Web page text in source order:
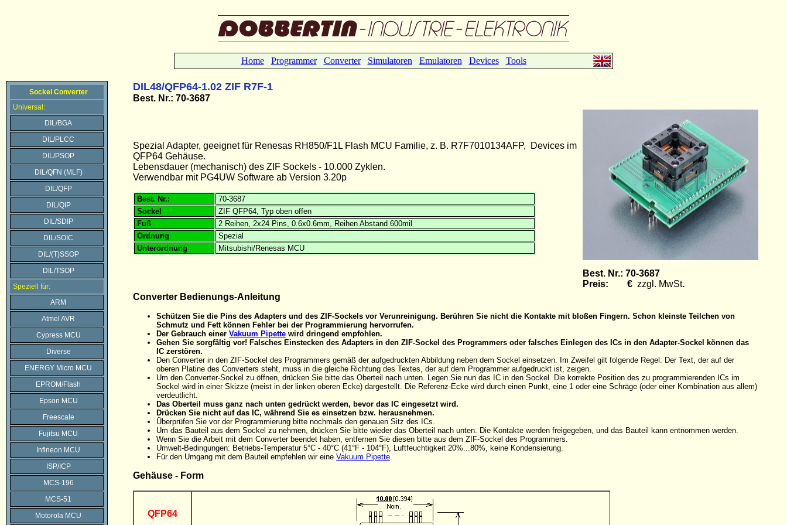
Home Programmer Converter Simulatoren Emulatoren Devices Tools
Sockel Converter
Universal:
DIL/BGA
DIL/PLCC
DIL/PSOP
DIL/QFN (MLF)
DIL/QFP
DIL/QIP
DIL/SDIP
DIL/SOIC
DIL/(T)SSOP
DIL/TSOP
Speziell für:
ARM
Atmel AVR
Cypress MCU
Diverse
ENERGY Micro MCU
EPROM/Flash
Epson MCU
Freescale
Fujitsu MCU
Infineon MCU
ISP/ICP
MCS-196
MCS-51
Motorola MCU
DIL48/QFP64-1.02 ZIF R7F-1
Best. Nr.: 70-3687
Spezial Adapter, geeignet für Renesas RH850/F1L Flash MCU Familie, z. B. R7F7010134AFP, Devices im
QFP64 Gehäuse.
Lebensdauer (mechanisch) des ZIF Sockels - 10.000 Zyklen.
Verwendbar mit PG4UW Software ab Version 3.20p
Best. Nr.:
70-3687
Sockel
ZIF QFP64, Typ oben offen
Fuß
2 Reihen, 2x24 Pins, 0.6x0.6mm, Reihen Abstand 600mil
Ordnung
Spezial
Unterordnung
Mitsubishi/Renesas MCU
Best. Nr.: 70-3687
Preis: € zzgl. MwSt.
Converter Bedienungs-Anleitung
Schützen Sie die Pins des Adapters und des ZIF-Sockels vor Verunreinigung. Berühren Sie nicht die Kontakte mit bloßen Fingern. Schon kleinste Teilchen von
Schmutz und Fett können Fehler bei der Programmierung hervorrufen.
Der Gebrauch einer Vakuum Pipette wird dringend empfohlen.
Gehen Sie sorgfältig vor! Falsches Einstecken des Adapters in den ZIF-Sockel des Programmers oder falsches Einlegen des ICs in den Adapter-Sockel können das
IC zerstören.
Den Converter in den ZIF-Sockel des Programmers gemäß der aufgedruckten Abbildung neben dem Sockel einsetzen. Im Zweifel gilt folgende Regel: Der Text, der auf der
oberen Platine des Converters steht, muss in die gleiche Richtung des Textes, der auf dem Programmer aufgedruckt ist, zeigen.
Um den Converter-Sockel zu öffnen, drücken Sie bitte das Oberteil nach unten. Legen Sie nun das IC in den Sockel. Die korrekte Position des zu programmierenden ICs im
Sockel wird in einer Skizze (meist in der linken oberen Ecke) dargestellt. Die Referenz-Ecke wird durch einen Punkt, eine 1 oder eine Schräge (oder einer Kombination aus allem)
verdeutlicht.
Das Oberteil muss ganz nach unten gedrückt werden, bevor das IC eingesetzt wird.
Drücken Sie nicht auf das IC, während Sie es einsetzen bzw. herausnehmen.
Überprüfen Sie vor der Programmierung bitte nochmals den genauen Sitz des ICs.
Um das Bauteil aus dem Sockel zu nehmen, drücken Sie bitte wieder das Oberteil nach unten. Die Kontakte werden freigegeben, und das Bauteil kann entnommen werden.
Wenn Sie die Arbeit mit dem Converter beendet haben, entfernen Sie diesen bitte aus dem ZIF-Sockel des Programmers.
Umwelt-Bedingungen: Betriebs-Temperatur 5°C - 40°C (41°F - 104°F), Luftfeuchtigkeit 20%...80%, keine Kondensierung.
Für den Umgang mit dem Bauteil empfehlen wir eine Vakuum Pipette.
Gehäuse - Form
QFP64